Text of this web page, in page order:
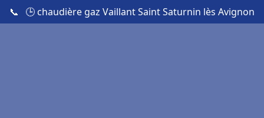
📞 🕒 chaudière gaz Vaillant Saint Saturnin lès Avignon